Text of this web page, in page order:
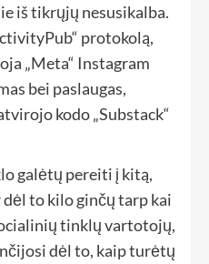
iš tikrųjų nesusikalba.
protokolą,
„Meta“ Instagram
bei paslaugas,
kodo „Substack“
galėtų pereiti į kitą,
to kilo ginčų tarp kai
tinklų vartotojų,
dėl to, kaip turėtų